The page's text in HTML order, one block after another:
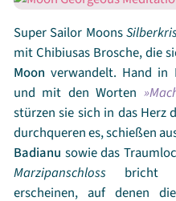
Super Sailor Moons
mit Chibiusas Brosche, die
Moon verwandelt. Hand in
und mit den Worten
stürzen sie sich in das Herz
durchqueren es, schießen
Badianu sowie das
Marzipanschloss bricht
erscheinen, auf denen